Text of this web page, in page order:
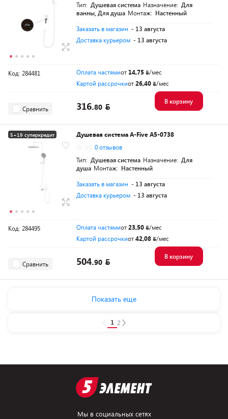
Тип: Душевая система Назначение: Для
ванны, Для душа Монтаж: Настенный
Заказать в магазин - 13 августа
Доставка курьером - 13 августа
Код: 284481 Оплата частямиот 14,75
/мес
Картой рассрочкиот26,40 /мес
Сравнить 316.80
В корзину
5+19 суперкредит
Разумная цена
Душевая система A-Five A5-0738
0 отзывов
Тип: Душевая система Назначение: Для
душа Монтаж: Настенный
Заказать в магазин - 13 августа
Доставка курьером - 13 августа
Код: 284495 Оплата частямиот23,50
/мес
Картой рассрочкиот42,08 /мес
Сравнить 504.90
В корзину
Показать еще
1 2
Мы в социальных сетях